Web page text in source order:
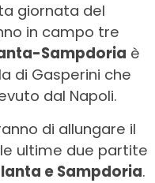
giornata del
in campo tre
Sampdoria è
di Gasperini che
dal Napoli.
di allungare il
ultime due partite
e Sampdoria.